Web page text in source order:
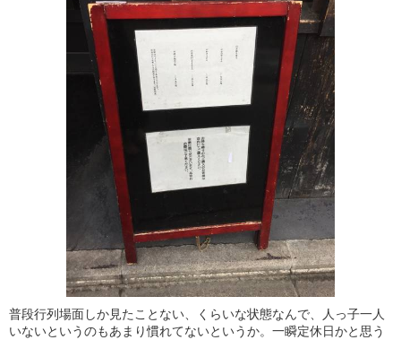
普段行列場面しか見たことない、くらいな状態なんで、人っ子一人
いないというのもあまり慣れてないというか。一瞬定休日かと思う